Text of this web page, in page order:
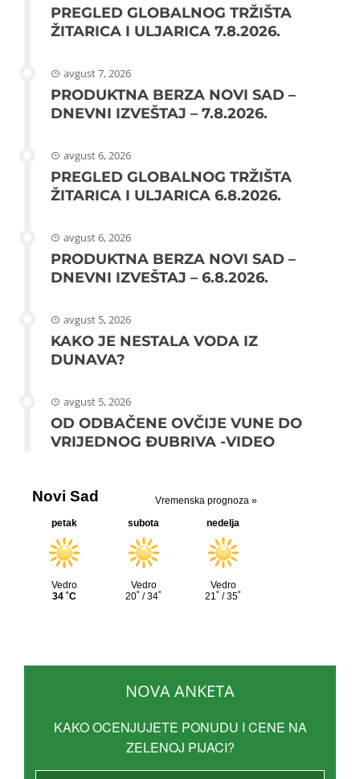
PREGLED GLOBALNOG TRŽIŠTA
ŽITARICA I ULJARICA 7.8.2026.
avgust 7, 2026
PRODUKTNA BERZA NOVI SAD –
DNEVNI IZVEŠTAJ – 7.8.2026.
avgust 6, 2026
PREGLED GLOBALNOG TRŽIŠTA
ŽITARICA I ULJARICA 6.8.2026.
avgust 6, 2026
PRODUKTNA BERZA NOVI SAD –
DNEVNI IZVEŠTAJ – 6.8.2026.
avgust 5, 2026
KAKO JE NESTALA VODA IZ
DUNAVA?
avgust 5, 2026
OD ODBAČENE OVČIJE VUNE DO
VRIJEDNOG ĐUBRIVA -VIDEO
NOVA ANKETA
KAKO OCENJUJETE PONUDU I CENE NA
ZELENOJ PIJACI?